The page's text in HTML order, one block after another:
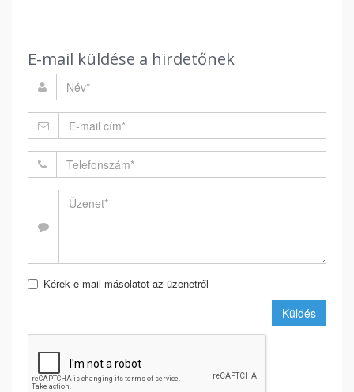
E-mail küldése a hirdetőnek
Kérek e-mail másolatot az üzenetről
Küldés